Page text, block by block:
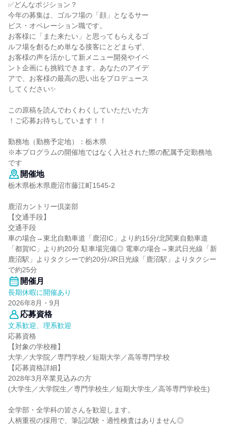
✅どんなポジション？
今年の募集は、ゴルフ場の「顔」となるサー
ビス・オペレーション職です。
お客様に「また来たい」と思ってもらえるゴ
ルフ場を創るため単なる接客にとどまらず、
お客様の声を活かして新メニュー開発やイベ
ント企画にも挑戦できます。あなたのアイデ
アで、お客様の最高の思い出をプロデュース
してください✨
この原稿を読んでわくわくしていただいた方
！ご応募お待ちしています！！
勤務地（勤務予定地）：栃木県
※本プログラムの開催地ではなく入社された際の配属予定勤務地
です
開催地
栃木県栃木県鹿沼市藤江町1545-2
鹿沼カントリー倶楽部
【交通手段】
交通手段
車の場合→東北自動車道「鹿沼IC」より約15分/北関東自動車道
「都賀IC」より約20分 駐車場完備◎ 電車の場合→東武日光線「新
鹿沼駅」よりタクシーで約20分/JR日光線「鹿沼駅」よりタクシー
で約25分
開催月
長期休暇に開催あり
2026年8月・9月
応募資格
文系歓迎、理系歓迎
応募資格
【対象の学校種】
大学／大学院／専門学校／短期大学／高等専門学校
【応募資格詳細】
2028年3月卒業見込みの方
(大学生／大学院生／専門学校生／短期大学生／高等専門学校生)
全学部・全学科の皆さんを歓迎します。
人柄重視の採用で、筆記試験・適性検査はありません◎